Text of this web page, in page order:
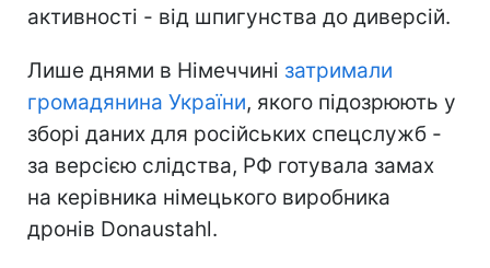
активності - від шпигунства до диверсій.
Лише днями в Німеччині затримали
громадянина України, якого підозрюють у
зборі даних для російських спецслужб -
за версією слідства, РФ готувала замах
на керівника німецького виробника
дронів Donaustahl.